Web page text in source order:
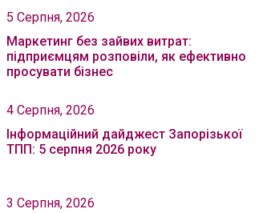
5 Серпня, 2026
Маркетинг без зайвих витрат:
підприємцям розповіли, як ефективно
просувати бізнес
4 Серпня, 2026
Інформаційний дайджест Запорізької
ТПП: 5 серпня 2026 року
3 Серпня, 2026